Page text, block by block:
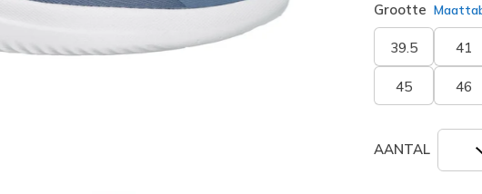
Grootte
39.5 41
45 46
AANTAL